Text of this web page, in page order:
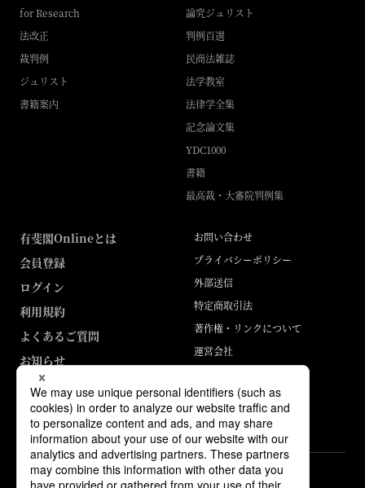
for Research
法改正
裁判例
ジュリスト
書籍案内
論究ジュリスト
判例百選
民商法雑誌
法学教室
法律学全集
記念論文集
YDC1000
書籍
最高裁・大審院判例集
有斐閣Onlineとは
会員登録
ログイン
利用規約
よくあるご質問
お知らせ
お問い合わせ
プライバシーポリシー
外部送信
特定商取引法
著作権・リンクについて
運営会社